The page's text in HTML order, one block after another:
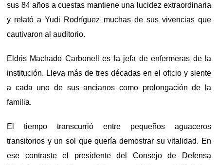
sus 84 años a cuestas mantiene una lucidez extraordinaria
y relató a Yudi Rodríguez muchas de sus vivencias que
cautivaron al auditorio.
Eldris Machado Carbonell es la jefa de enfermeras de la
institución. Lleva más de tres décadas en el oficio y siente
a cada uno de sus ancianos como prolongación de la
familia.
El tiempo transcurrió entre pequeños aguaceros
transitorios y un sol que quería demostrar su vitalidad. En
ese contraste el presidente del Consejo de Defensa